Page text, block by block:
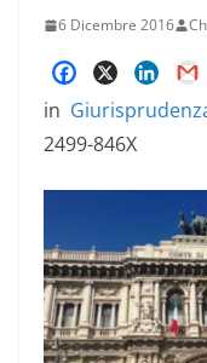
6 Dicembre 2016
in
2499-846X